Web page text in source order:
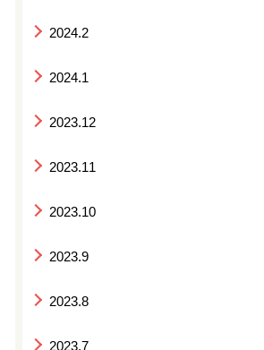
2024.2
2024.1
2023.12
2023.11
2023.10
2023.9
2023.8
2023.7